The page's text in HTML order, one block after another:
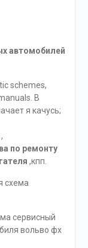
автомобилей
schemes,
В
я качусь;
,
по ремонту
,кпп.
схема
сервисный
вольво фх